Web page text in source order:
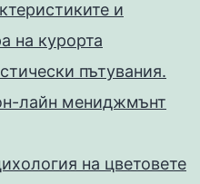
и
на курорта
пътувания.
лайн мениджмънт
на цветовете